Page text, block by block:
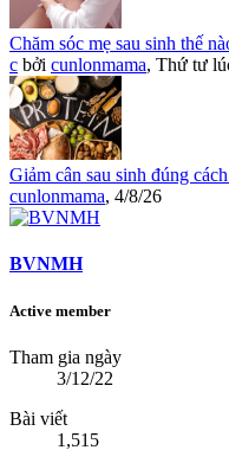
Chăm sóc mẹ sau sinh thế
c bởi cunlonmama, Thứ tư
Giảm cân sau sinh đúng
cunlonmama, 4/8/26
BVNMH
Active member
Tham gia ngày
3/12/22
Bài viết
1,515